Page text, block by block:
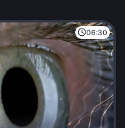
06:30